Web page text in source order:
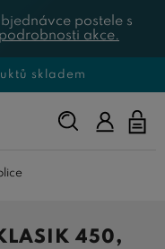
postele s
podrobnosti akce.
skladem
Napište,
co
450,